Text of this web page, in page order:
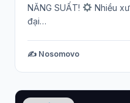
NĂNG SUẤT!
Nhiều
đại…
✍️ Nosomovo